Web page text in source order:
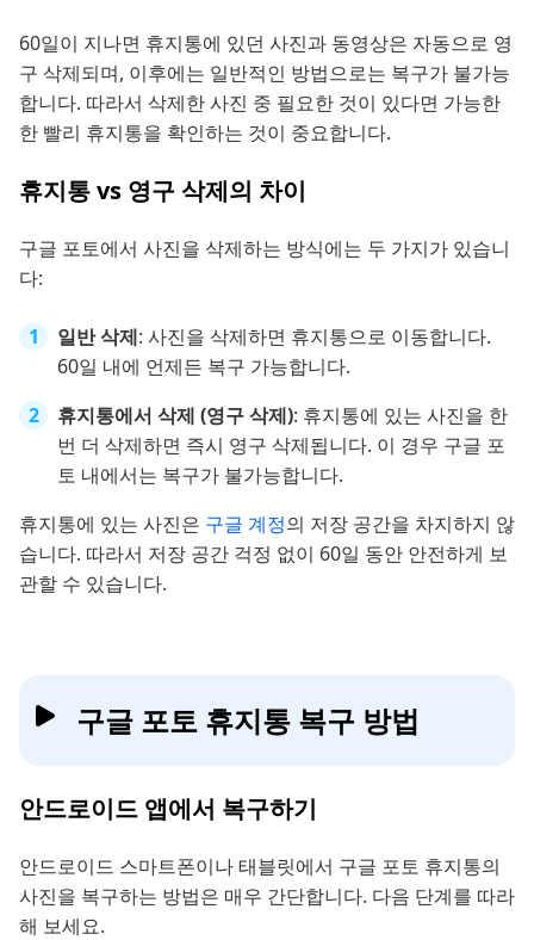
60일이 지나면 휴지통에 있던 사진과 동영상은 자동으로 영
구 삭제되며, 이후에는 일반적인 방법으로는 복구가 불가능
합니다. 따라서 삭제한 사진 중 필요한 것이 있다면 가능한
한 빨리 휴지통을 확인하는 것이 중요합니다.
휴지통 vs 영구 삭제의 차이
구글 포토에서 사진을 삭제하는 방식에는 두 가지가 있습니
다:
일반 삭제: 사진을 삭제하면 휴지통으로 이동합니다.
60일 내에 언제든 복구 가능합니다.
휴지통에서 삭제 (영구 삭제): 휴지통에 있는 사진을 한
번 더 삭제하면 즉시 영구 삭제됩니다. 이 경우 구글 포
토 내에서는 복구가 불가능합니다.
휴지통에 있는 사진은 구글 계정의 저장 공간을 차지하지 않
습니다. 따라서 저장 공간 걱정 없이 60일 동안 안전하게 보
관할 수 있습니다.
구글 포토 휴지통 복구 방법
안드로이드 앱에서 복구하기
안드로이드 스마트폰이나 태블릿에서 구글 포토 휴지통의
사진을 복구하는 방법은 매우 간단합니다. 다음 단계를 따라
해 보세요.